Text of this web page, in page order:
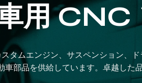
用 CNC
スタムエンジン、サスペンション、
車部品を供給しています。卓越し